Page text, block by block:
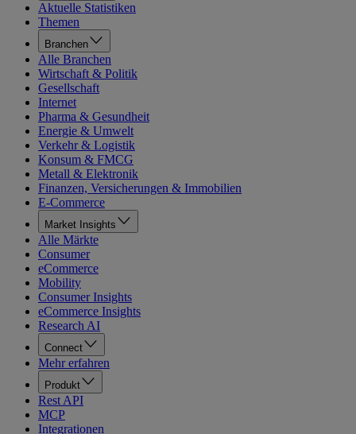
Aktuelle Statistiken
Themen
Branchen
Alle Branchen
Wirtschaft & Politik
Gesellschaft
Internet
Pharma & Gesundheit
Energie & Umwelt
Verkehr & Logistik
Konsum & FMCG
Metall & Elektronik
Finanzen, Versicherungen & Immobilien
E-Commerce
Market Insights
Alle Märkte
Consumer
eCommerce
Mobility
Consumer Insights
eCommerce Insights
Research AI
Connect
Mehr erfahren
Produkt
Rest API
MCP
Integrationen